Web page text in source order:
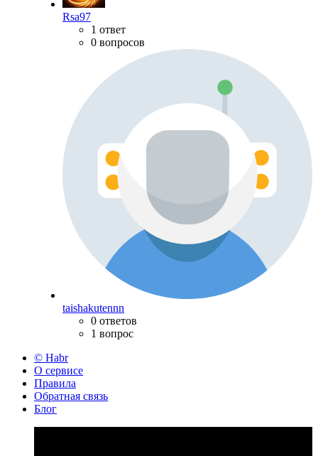
Rsa97
1 ответ
0 вопросов
taishakutennn
0 ответов
1 вопрос
© Habr
О сервисе
Правила
Обратная связь
Блог